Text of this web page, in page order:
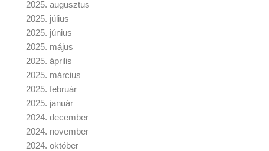
2025. augusztus
2025. július
2025. június
2025. május
2025. április
2025. március
2025. február
2025. január
2024. december
2024. november
2024. október